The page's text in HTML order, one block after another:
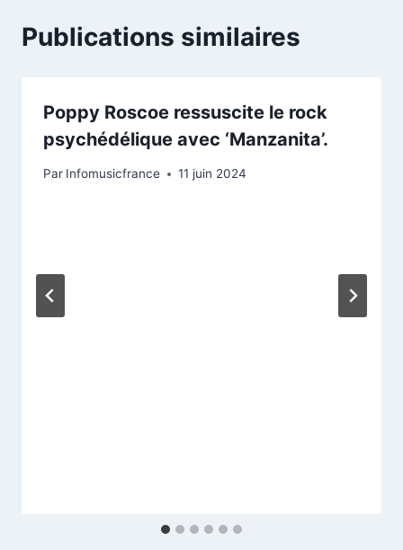
Publications similaires
Poppy Roscoe ressuscite le rock
psychédélique avec ‘Manzanita’.
Par Infomusicfrance 11 juin 2024